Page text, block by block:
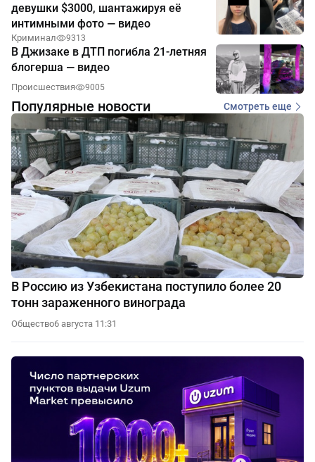
девушки $3000, шантажируя её
интимными фото — видео
Криминал 9313
В Джизаке в ДТП погибла 21-летняя
блогерша — видео
Происшествия 9005
Популярные новости Смотреть еще
В Россию из Узбекистана поступило более 20
тонн зараженного винограда
Общество6 августа 11:31